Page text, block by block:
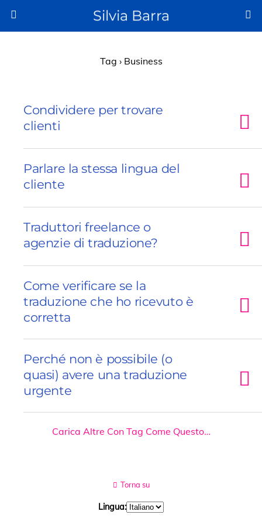
Silvia Barra
Tag › Business
Condividere per trovare
clienti
Parlare la stessa lingua del
cliente
Traduttori freelance o
agenzie di traduzione?
Come verificare se la
traduzione che ho ricevuto è
corretta
Perché non è possibile (o
quasi) avere una traduzione
urgente
Carica Altre Con Tag Come Questo…
Torna su
Lingua: